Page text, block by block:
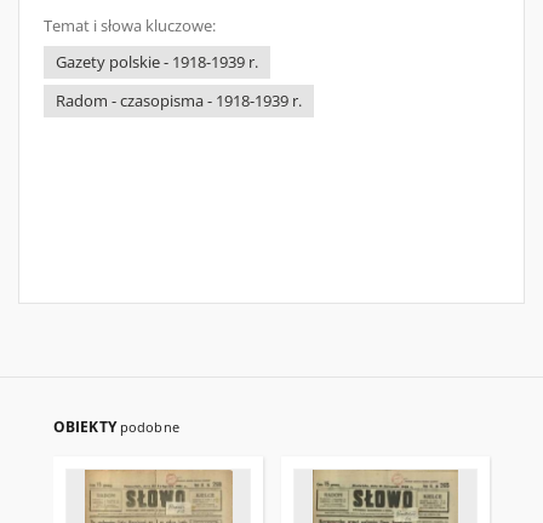
Temat i słowa kluczowe:
Gazety polskie - 1918-1939 r.
Radom - czasopisma - 1918-1939 r.
OBIEKTY podobne